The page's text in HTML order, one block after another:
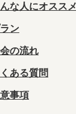
な人にオススメ
ン
の流れ
ある質問
事項